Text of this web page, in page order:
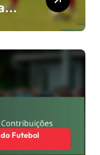
Futebol